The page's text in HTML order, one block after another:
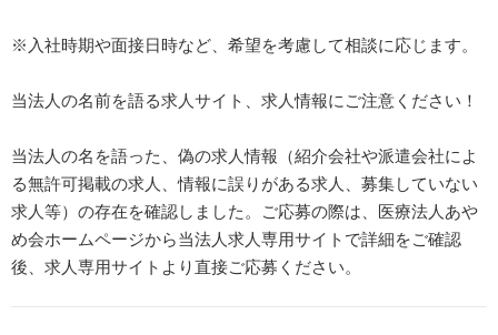
※入社時期や面接日時など、希望を考慮して相談に応じます。
当法人の名前を語る求人サイト、求人情報にご注意ください！
当法人の名を語った、偽の求人情報（紹介会社や派遣会社によ
る無許可掲載の求人、情報に誤りがある求人、募集していない
求人等）の存在を確認しました。ご応募の際は、医療法人あや
め会ホームページから当法人求人専用サイトで詳細をご確認
後、求人専用サイトより直接ご応募ください。